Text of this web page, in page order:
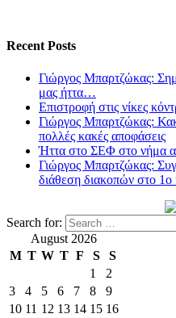
Recent Posts
Γιώργος Μπαρτζώκας:
μας ήττα…
Επιστροφή στις νίκες
Γιώργος Μπαρτζώκας:
πολλές κακές αποφάσεις
Ήττα στο ΣΕΦ στο νήμα
Γιώργος Μπαρτζώκας:
διάθεση διακοπών στο
Search for:
August 2026
M T W T F S
S
1
2
3
4 5 6 7 8
9
10 11 12 13 14 15 16